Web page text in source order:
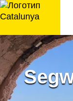
перейти
к